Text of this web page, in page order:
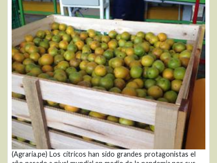
(Agraria.pe) Los cítricos han sido grandes protagonistas el